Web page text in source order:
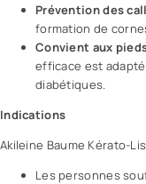
Prévention des
formation de
Convient aux
efficace est
diabétiques.
Indications
Akileine Baume Kérato-
Les personnes